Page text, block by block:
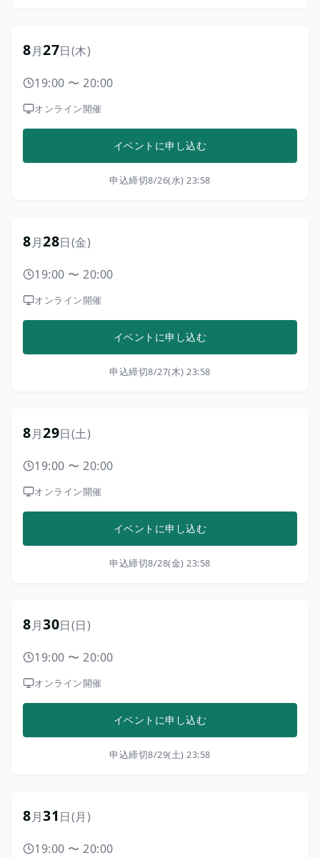
8月27日(木)
19:00 〜 20:00
オンライン開催
イベントに申し込む
申込締切8/26(水) 23:58
8月28日(金)
19:00 〜 20:00
オンライン開催
イベントに申し込む
申込締切8/27(木) 23:58
8月29日(土)
19:00 〜 20:00
オンライン開催
イベントに申し込む
申込締切8/28(金) 23:58
8月30日(日)
19:00 〜 20:00
オンライン開催
イベントに申し込む
申込締切8/29(土) 23:58
8月31日(月)
19:00 〜 20:00